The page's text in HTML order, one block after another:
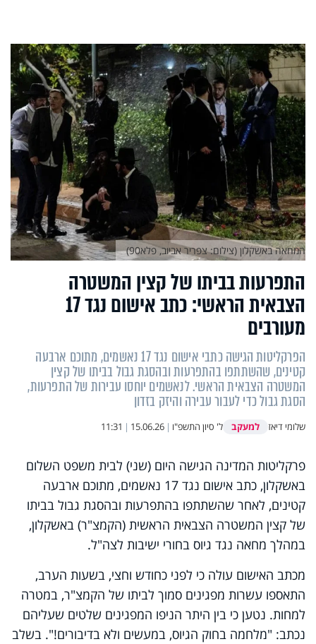
התפרעות בביתו של קצין המשטרה
הצבאית הראשי: כתב אישום נגד 17
מעורבים
הפרקליטות הגישה כתבי אישום נגד 17 נאשמים, מתוכם ארבעה
קטינים, שהשתתפו בהתפרעות ובהסגת גבול בביתו של קצין
המשטרה הצבאית הראשי. לנאשמים יוחסו עבירות של התפרעות,
הסגת גבול כדי לעבור עבירה והיזק בזדון
שלומי דיאז למעקב ל' סיון התשפ"ו |
15.06.26
|
11:31
המחאה באשקלון (צילום: צפריר אביוב, פלא90)
פרקליטות המדינה הגישה היום (שני) לבית משפט השלום
באשקלון, כתב אישום נגד 17 נאשמים, מתוכם ארבעה
קטינים, לאחר שהשתתפו בהתפרעות ובהסגת גבול בביתו
של קצין המשטרה הצבאית הראשית (הקמצ"ר) באשקלון,
במהלך מחאה נגד גיוס בחורי ישיבות לצה"ל.
מכתב האישום עולה כי לפני כחודש וחצי, בשעות הערב,
התאספו עשרות מפגינים סמוך לביתו של הקמצ"ר, במטרה
למחות. נטען כי בין היתר הניפו המפגינים שלטים שעליהם
נכתב: "מלחמה בחוק הגיוס, במעשים ולא בדיבורים!". בשלב